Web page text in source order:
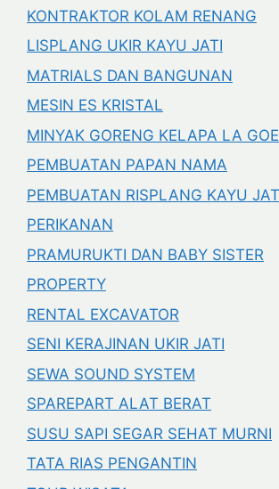
KONTRAKTOR KOLAM RENANG
LISPLANG UKIR KAYU JATI
MATRIALS DAN BANGUNAN
MESIN ES KRISTAL
MINYAK GORENG KELAPA LA
PEMBUATAN PAPAN NAMA
PEMBUATAN RISPLANG KAYU
PERIKANAN
PRAMURUKTI DAN BABY SISTER
PROPERTY
RENTAL EXCAVATOR
SENI KERAJINAN UKIR JATI
SEWA SOUND SYSTEM
SPAREPART ALAT BERAT
SUSU SAPI SEGAR SEHAT MURNI
TATA RIAS PENGANTIN